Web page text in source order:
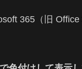
365（旧